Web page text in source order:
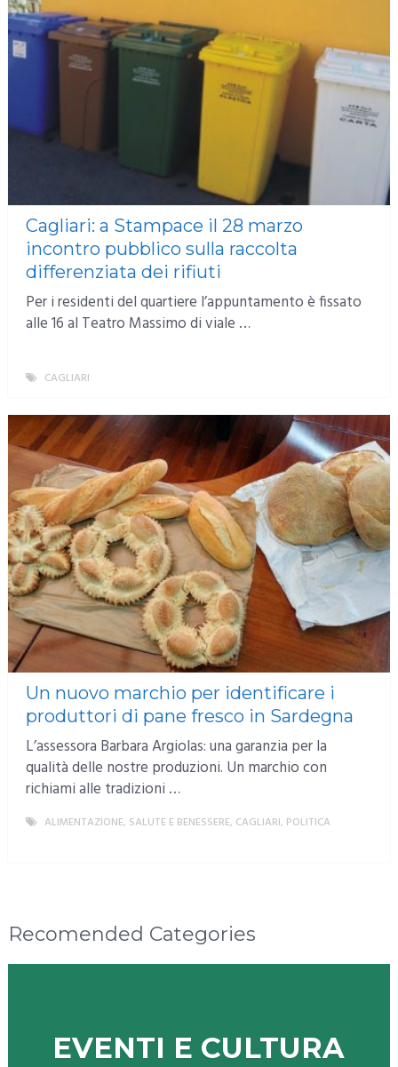
Cagliari: a Stampace il 28 marzo
incontro pubblico sulla raccolta
differenziata dei rifiuti
Per i residenti del quartiere l’appuntamento è fissato
alle 16 al Teatro Massimo di viale …
CAGLIARI
Un nuovo marchio per identificare i
produttori di pane fresco in Sardegna
L’assessora Barbara Argiolas: una garanzia per la
qualità delle nostre produzioni. Un marchio con
richiami alle tradizioni …
ALIMENTAZIONE, SALUTE E BENESSERE, CAGLIARI, POLITICA
Recomended Categories
EVENTI E CULTURA